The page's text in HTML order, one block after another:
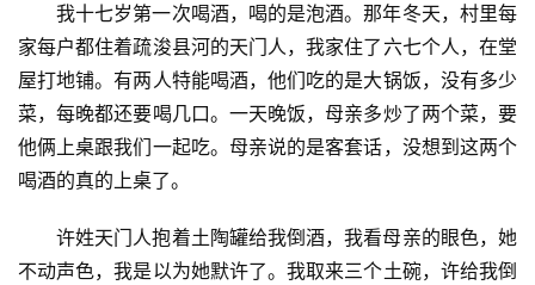
我十七岁第一次喝酒，喝的是泡酒。那年冬天，村里每
家每户都住着疏浚县河的天门人，我家住了六七个人，在堂
屋打地铺。有两人特能喝酒，他们吃的是大锅饭，没有多少
菜，每晚都还要喝几口。一天晚饭，母亲多炒了两个菜，要
他俩上桌跟我们一起吃。母亲说的是客套话，没想到这两个
喝酒的真的上桌了。
许姓天门人抱着土陶罐给我倒酒，我看母亲的眼色，她
不动声色，我是以为她默许了。我取来三个土碗，许给我倒